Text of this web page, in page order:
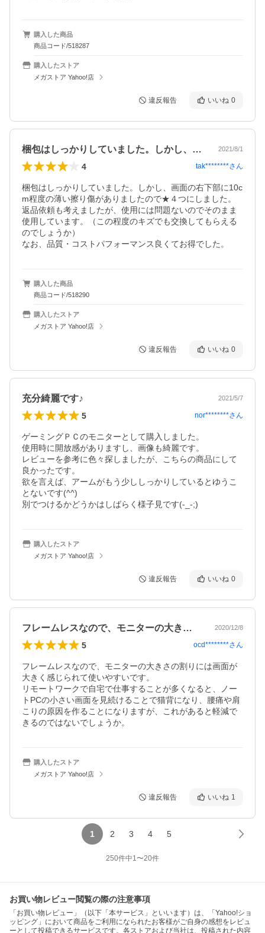
購入した商品
商品コード/518287
購入したストア
メガストア Yahoo!店
違反報告 いいね 0
梱包はしっかりしていました。しかし、画… 2021/8/1
4 tak********さん
梱包はしっかりしていました。しかし、画面の右下部に10c
m程度の薄い擦り傷がありましたので★４つにしました。
返品依頼も考えましたが、使用には問題ないのでそのまま
使用しています。（この程度のキズでも交換してもらえる
のでしょうか）
なお、品質・コストパフォーマンス良くてお得でした。
購入した商品
商品コード/518290
購入したストア
メガストア Yahoo!店
違反報告 いいね 0
充分綺麗です♪ 2021/5/7
5 nor********さん
ゲーミングＰＣのモニターとして購入しました。
使用時に開放感がありますし、画像も綺麗です。
レビューを参考に色々探しましたが、こちらの商品にして
良かったです。
欲を言えば、アームがもう少ししっかりしているとゆうこ
とないです(^^)
別でつけるかどうかはしばらく様子見です(-_-;)
購入したストア
メガストア Yahoo!店
違反報告 いいね 0
フレームレスなので、モニターの大きさの… 2020/12/8
5 ocd********さん
フレームレスなので、モニターの大きさの割りには画面が
大きく感じられて使いやすいです。
リモートワークで自宅で仕事することが多くなると、ノー
トPCの小さい画面を見続けることで猫背になり、腰痛や肩
こりの原因を作ることになりますが、これがあると軽減で
きるのではないでしょうか。
購入したストア
メガストア Yahoo!店
違反報告 いいね 1
1 2 3 4 5
250件中1〜20件
お買い物レビュー閲覧の際の注意事項
「お買い物レビュー」（以下「本サービス」といいます）は、「Yahoo!ショ
ッピング」において商品をご利用になられたお客様がご自身の感想をレビュ
ーとして投稿できるサービスです。各ストアおよび当社は、投稿された内容